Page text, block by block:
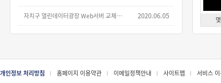
자치구 열린데이터광장 Web서버 교체작업으로 인한 서비스 중단 안내 2020.06.05
개인정보 처리방침 홈페이지 이용약관 이메일정책안내 사이트맵 서비스